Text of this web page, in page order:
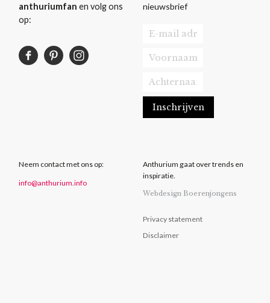
anthuriumfan en volg ons
op:
nieuwsbrief
Neem contact met ons op:
info@anthurium.info
Anthurium gaat over trends en
inspiratie.
Webdesign Boerenjongens
Privacy statement
Disclaimer